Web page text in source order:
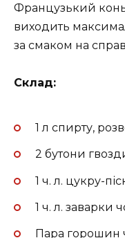
Французький
виходить
за смаком на
Склад:
1 л спирту,
2 бутони
1 ч. л. цукру-
1 ч. л. заварки
Пара горошин